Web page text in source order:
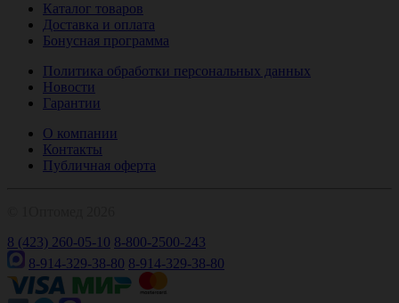
Каталог товаров
Доставка и оплата
Бонусная программа
Политика обработки персональных данных
Новости
Гарантии
О компании
Контакты
Публичная оферта
8 (423) 260-05-10 8-800-2500-243
8-914-329-38-80 8-914-329-38-80